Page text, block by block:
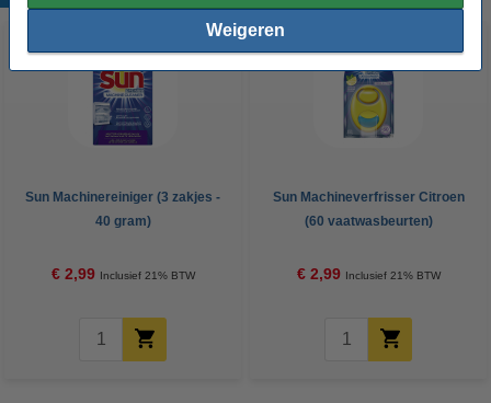
Weigeren
Sun Machinereiniger (3 zakjes -
40 gram)
€ 2,99 Inclusief 21% BTW
Sun Machineverfrisser Citroen
(60 vaatwasbeurten)
€ 2,99 Inclusief 21% BTW